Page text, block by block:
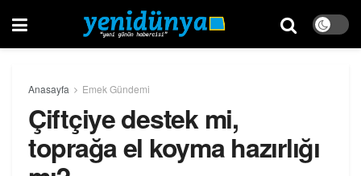
Anasayfa Emek Gündemi
Çiftçiye destek mi,
toprağa el koyma hazırlığı